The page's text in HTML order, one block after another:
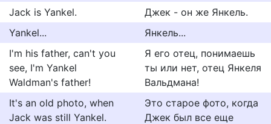
Jack is Yankel.
Джек - он же Янкель.
Yankel...
Янкель...
I'm his father, can't you
see, I'm Yankel
Waldman's father!
Я его отец, понимаешь
ты или нет, отец Янкеля
Вальдмана!
It's an old photo, when
Jack was still Yankel.
Это старое фото, когда
Джек был все еще